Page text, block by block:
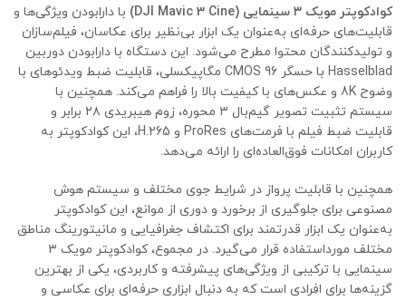
کوادکوپتر مویک ۳ سینمایی ( DJI Mavic 3 Cine
) با دارابودن ویژگی‌ها و
قابلیت‌های حرفه‌ای به‌عنوان یک ابزار بی‌نظیر برای عکاسان، فیلم‌سازان
و تولیدکنندگان محتوا مطرح می‌شود. این دستگاه با دارابودن دوربین
Hasselblad با حسگر CMOS 96 مگاپیکسلی، قابلیت ضبط ویدئوهای با
وضوح 8K و عکس‌های با کیفیت بالا را فراهم می‌کند. همچنین با
سیستم تثبیت تصویر گیم‌بال ۳ محوره، زوم هیبریدی ۲۸ برابر و
قابلیت ضبط فیلم با فرمت‌های ProRes و H.265، این کوادکوپتر به
کاربران امکانات فوق‌العاده‌ای را ارائه می‌دهد.
همچنین با قابلیت پرواز در شرایط جوی مختلف و سیستم هوش
مصنوعی برای جلوگیری از برخورد و دوری از موانع، این کوادکوپتر
به‌عنوان یک ابزار قدرتمند برای اکتشاف جغرافیایی و مانیتورینگ مناطق
مختلف مورداستفاده قرار می‌گیرد. در مجموع، کوادکوپتر مویک ۳
سینمایی با ترکیبی از ویژگی‌های پیشرفته و کاربردی، یکی از بهترین
گزینه‌ها برای افرادی است که به دنبال ابزاری حرفه‌ای برای عکاسی و